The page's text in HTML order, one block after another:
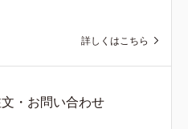
詳しくはこちら
・お問い合わせ